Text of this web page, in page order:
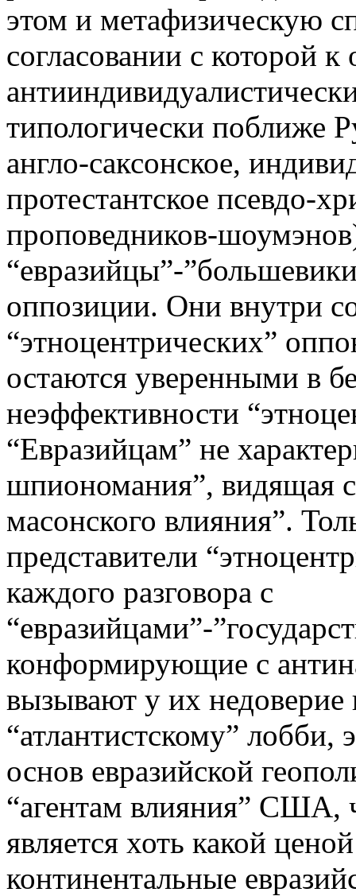
этом и метафизическую
согласовании с которой
типологически поближе
англо-саксонское,
протестантское псевдо-
проповедников-
“евразийцы”-
оппозиции. Они внутри
“этноцентрических”
остаются уверенными в
неэффективности
“Евразийцам” не
шпиономания”, видящая
масонского влияния”.
представители
каждого разговора с
“евразийцами”-
конформирующие с
вызывают у их
“атлантистскому” лобби,
основ евразийской
“агентам влияния” США,
является хоть какой
континентальные